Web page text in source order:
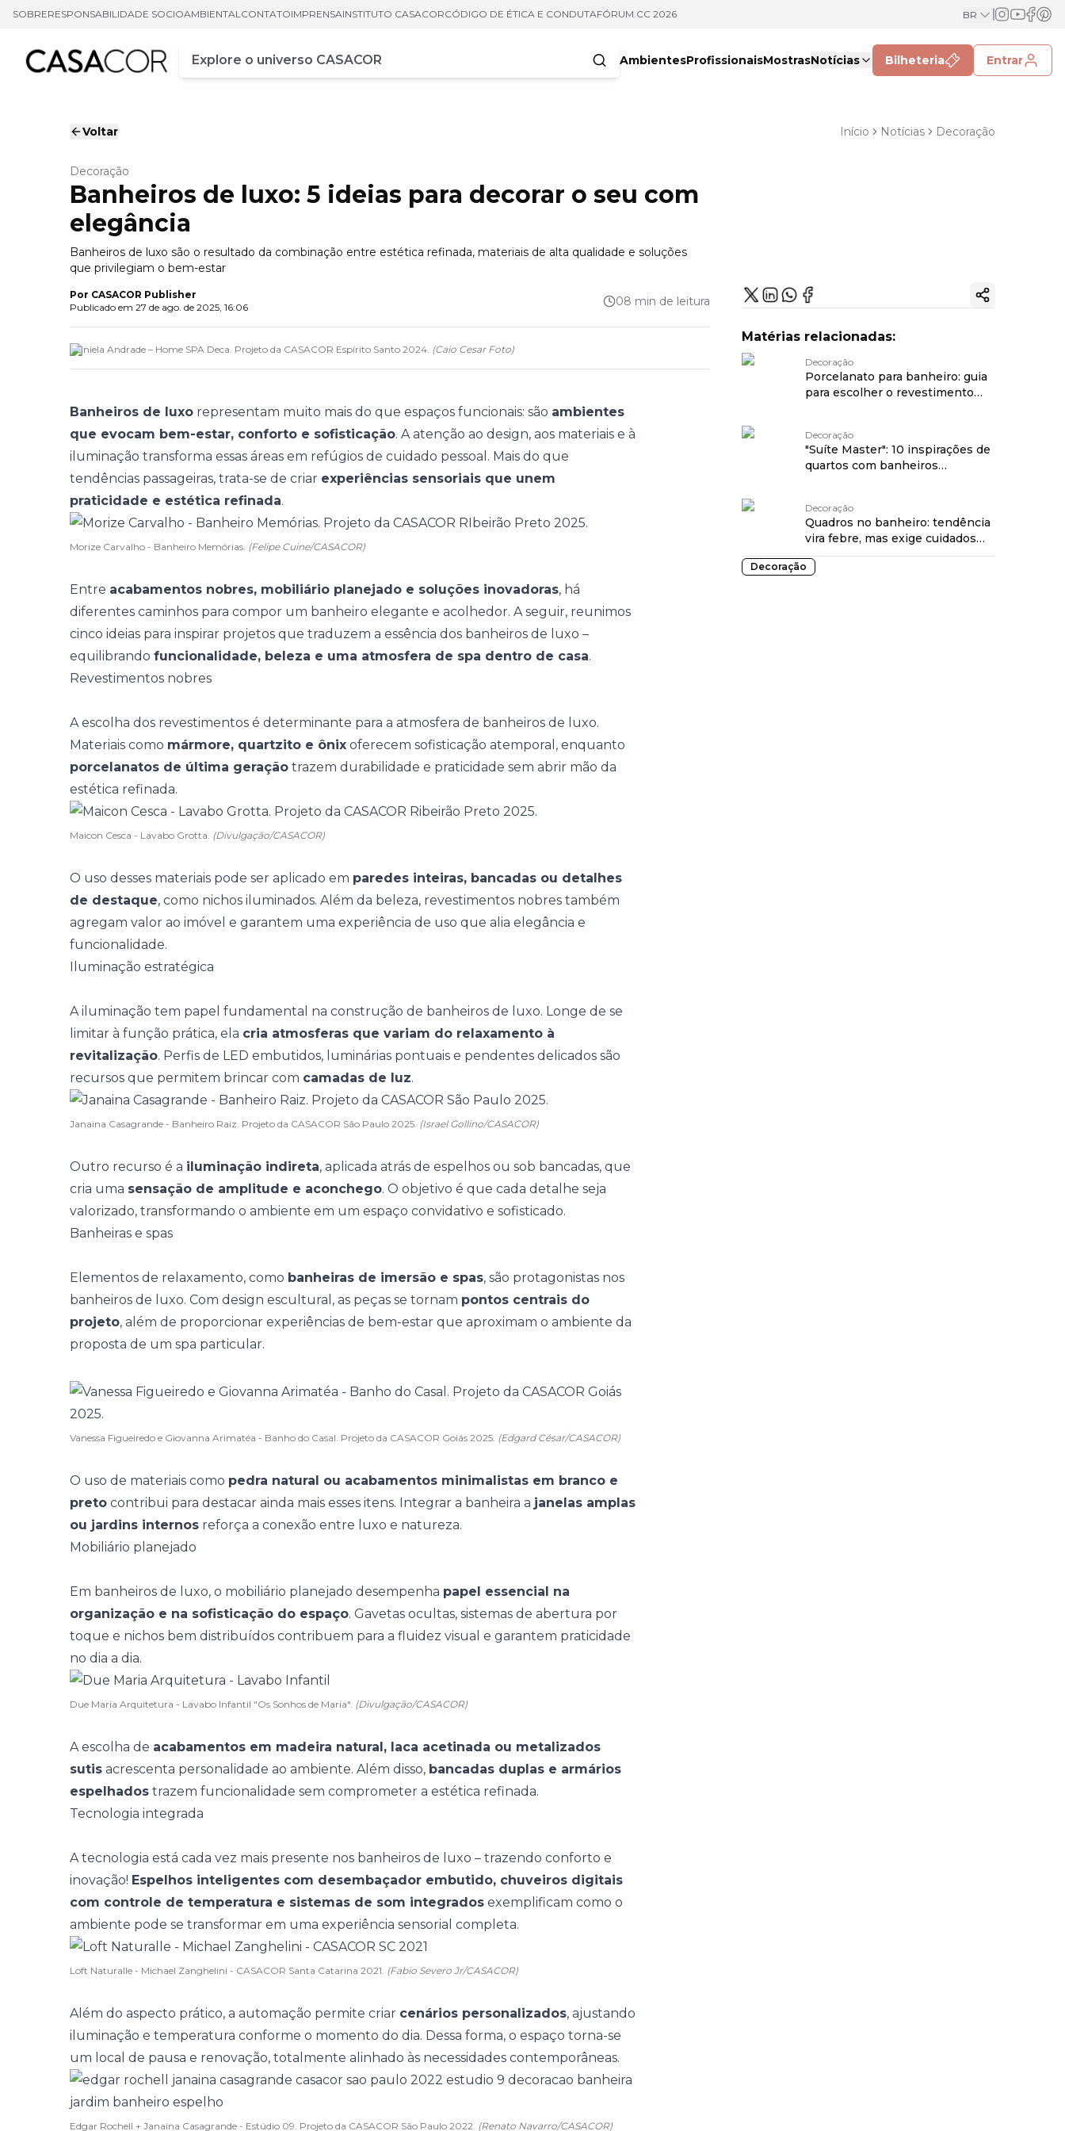
SOBRERESPONSABILIDADE SOCIOAMBIENTALCONTATOIMPRENSAINSTITUTO CASACORCÓDIGO DE ÉTICA E CONDUTAFÓRUM CC 2026 BR
Campo de busca
Digite pelo menos três caracteres
AmbientesProfissionaisMostrasNotícias Bilheteria Entrar
Voltar Início Notícias Decoração
Decoração
Banheiros de luxo: 5 ideias para decorar o seu com
elegância
Banheiros de luxo são o resultado da combinação entre estética refinada, materiais de alta qualidade e soluções
que privilegiam o bem-estar
Por CASACOR Publisher
Publicado em 27 de ago. de 2025, 16:06 08 min de leitura
Daniela Andrade – Home SPA Deca. Projeto da CASACOR Espírito Santo 2024. (Caio Cesar Foto)
Banheiros de luxo representam muito mais do que espaços funcionais: são ambientes
que evocam bem-estar, conforto e sofisticação. A atenção ao design, aos materiais e à
iluminação transforma essas áreas em refúgios de cuidado pessoal . Mais do que
tendências passageiras, trata-se de criar experiências sensoriais que unem
praticidade e estética refinada.
Morize Carvalho - Banheiro Memórias. (Felipe Cuine/CASACOR)
Entre acabamentos nobres, mobiliário planejado e soluções inovadoras, há
diferentes caminhos para compor um banheiro elegante e acolhedor. A seguir, reunimos
cinco ideias para inspirar projetos que traduzem a essência dos banheiros de luxo –
equilibrando funcionalidade, beleza e uma atmosfera de spa dentro de casa.
Revestimentos nobres
A escolha dos revestimentos é determinante para a atmosfera de banheiros de luxo.
Materiais como mármore, quartzito e ônix oferecem sofisticação atemporal, enquanto
porcelanatos de última geração trazem durabilidade e praticidade sem abrir mão da
estética refinada.
Maicon Cesca - Lavabo Grotta. (Divulgação/CASACOR)
O uso desses materiais pode ser aplicado em paredes inteiras, bancadas ou detalhes
de destaque, como nichos iluminados. Além da beleza, revestimentos nobres também
agregam valor ao imóvel e garantem uma experiência de uso que alia elegância e
funcionalidade.
Iluminação estratégica
Ailuminação tem papel fundamental na construção de banheiros de luxo. Longe de se
limitar à função prática, ela cria atmosferas que variam do relaxamento à
revitalização. Perfis de LED embutidos, luminárias pontuais e pendentes delicados são
recursos que permitem brincar com camadas de luz.
Janaina Casagrande - Banheiro Raiz. Projeto da CASACOR São Paulo 2025. (Israel Gollino/CASACOR)
Outro recurso é a iluminação indireta, aplicada atrás de espelhos ou sob bancadas, que
cria uma sensação de amplitude e aconchego. O objetivo é que cada detalhe seja
valorizado, transformando o ambiente em um espaço convidativo e sofisticado.
Banheiras e spas
Elementos de relaxamento, como banheiras de imersão e spas, são protagonistas nos
banheiros de luxo. Com design escultural, as peças se tornam pontos centrais do
projeto, além de proporcionar experiências de bem-estar que aproximam o ambiente da
proposta de um spa particular.
Vanessa Figueiredo e Giovanna Arimatéa - Banho do Casal. Projeto da CASACOR Goiás 2025. (Edgard César/CASACOR)
O uso de materiais como pedra natural ou acabamentos minimalistas em branco e
preto contribui para destacar ainda mais esses itens. Integrar a banheira a janelas amplas
ou jardins internos reforça a conexão entre luxo e natureza.
Mobiliário planejado
Em banheiros de luxo, o mobiliário planejado desempenha papel essencial na
organização e na sofisticação do espaço. Gavetas ocultas, sistemas de abertura por
toque e nichos bem distribuídos contribuem para a fluidez visual e garantem praticidade
no dia a dia.
Due Maria Arquitetura - Lavabo Infantil "Os Sonhos de Maria". (Divulgação/CASACOR)
A escolha de acabamentos em madeira natural, laca acetinada ou metalizados
sutis acrescenta personalidade ao ambiente. Além disso, bancadas duplas e armários
espelhados trazem funcionalidade sem comprometer a estética refinada.
Tecnologia integrada
A tecnologia está cada vez mais presente nos banheiros de luxo – trazendo conforto e
inovação! Espelhos inteligentes com desembaçador embutido, chuveiros digitais
com controle de temperatura e sistemas de som integrados exemplificam como o
ambiente pode se transformar em uma experiência sensorial completa.
Loft Naturalle - Michael Zanghelini - CASACOR Santa Catarina 2021. (Fabio Severo Jr/CASACOR)
Além do aspecto prático, a automação permite criar cenários personalizados, ajustando
iluminação e temperatura conforme o momento do dia. Dessa forma, o espaço torna-se
um local de pausa e renovação, totalmente alinhado às necessidades contemporâneas.
Edgar Rochell + Janaina Casagrande - Estúdio 09. Projeto da CASACOR São Paulo 2022. (Renato Navarro/CASACOR)
Copiar link
Matérias relacionadas:
Decoração
Porcelanato para banheiro: guia
para escolher o revestimento
Decoração
"Suíte Master": 10 inspirações de
quartos com banheiros
Decoração
Quadros no banheiro: tendência
vira febre, mas exige cuidados
essenciais
Decoração